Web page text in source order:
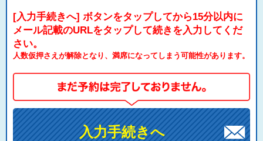
[入力手続きへ] ボタンをタップしてから15分以内に
メール記載のURLをタップして続きを入力してくだ
さい。
人数仮押さえが解除となり、満席になってしまう可能性があります。
入力手続きへ